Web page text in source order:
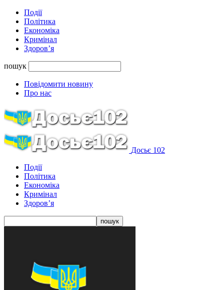
Події
Політика
Економіка
Кримінал
Здоров’я
пошук
Повідомити новину
Про нас
Досьє 102
Події
Політика
Економіка
Кримінал
Здоров’я